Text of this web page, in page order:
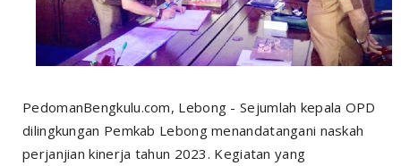
PedomanBengkulu.com, Lebong - Sejumlah kepala OPD
dilingkungan Pemkab Lebong menandatangani naskah
perjanjian kinerja tahun 2023. Kegiatan yang